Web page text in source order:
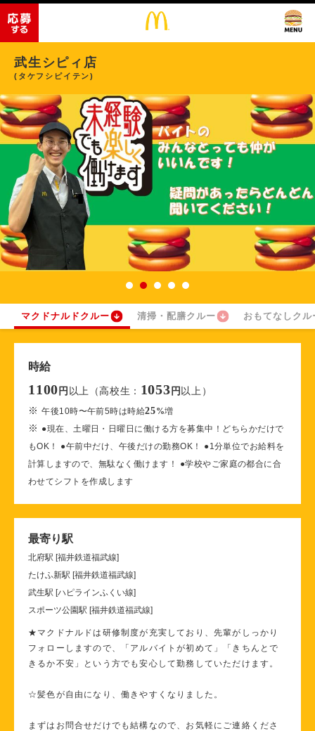
武生シピィ店
(タケフシピイテン)
マクドナルドクルー 清掃・配膳クルー おもてなしクル
時給
1100 円 以上（高校生： 1053 円 以上）
※午後10時〜午前5時は時給25%増
※ ●現在、土曜日・日曜日に働ける方を募集中！どちらかだけで
もOK！ ●午前中だけ、午後だけの勤務OK！ ●1分単位でお給料を
計算しますので、無駄なく働けます！ ●学校やご家庭の都合に合
わせてシフトを作成します
最寄り駅
北府駅 [福井鉄道福武線]
たけふ新駅 [福井鉄道福武線]
武生駅 [ハピラインふくい線]
スポーツ公園駅 [福井鉄道福武線]
★マクドナルドは研修制度が充実しており、先輩がしっかり
フォローしますので、「アルバイトが初めて」「きちんとで
きるか不安」という方でも安心して勤務していただけます。
☆髪色が自由になり、働きやすくなりました。
まずはお問合せだけでも結構なので、お気軽にご連絡くださ